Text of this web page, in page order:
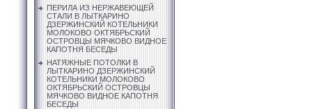
ПЕРИЛА ИЗ НЕРЖАВЕЮЩЕЙ
СТАЛИ В ЛЫТКАРИНО
ДЗЕРЖИНСКИЙ КОТЕЛЬНИКИ
МОЛОКОВО ОКТЯБРЬСКИЙ
ОСТРОВЦЫ МЯЧКОВО ВИДНОЕ
КАПОТНЯ БЕСЕДЫ
НАТЯЖНЫЕ ПОТОЛКИ В
ЛЫТКАРИНО ДЗЕРЖИНСКИЙ
КОТЕЛЬНИКИ МОЛОКОВО
ОКТЯБРЬСКИЙ ОСТРОВЦЫ
МЯЧКОВО ВИДНОЕ КАПОТНЯ
БЕСЕДЫ